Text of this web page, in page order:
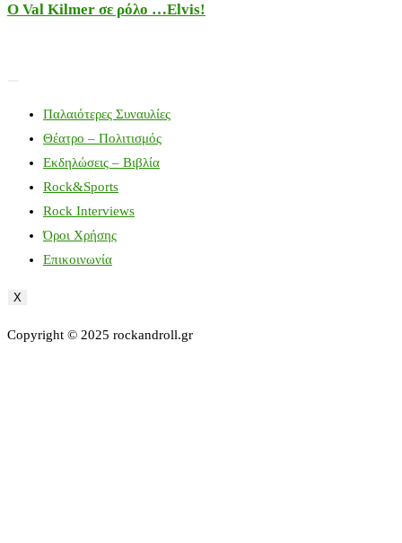
Ο Val Kilmer σε ρόλο …Elvis!
Παλαιότερες Συναυλίες
Θέατρο – Πολιτισμός
Εκδηλώσεις – Βιβλία
Rock&Sports
Rock Interviews
Όροι Χρήσης
Επικοινωνία
X
Copyright © 2025 rockandroll.gr